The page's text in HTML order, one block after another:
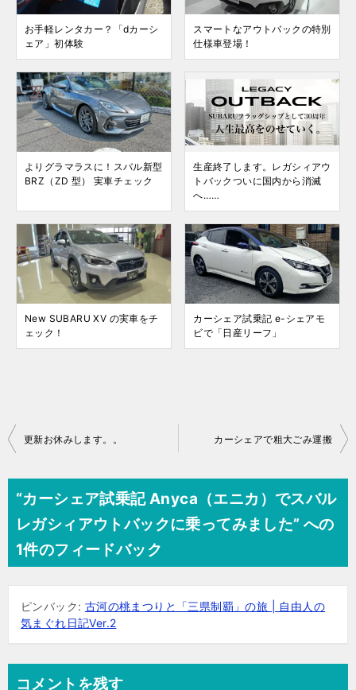
お手軽レンタカー？「dカーシ
ェア」初体験
スマートなアウトバックの特別
仕様車登場！
よりグラマラスに！スバル新型
BRZ（ZD 型） 実車チェック
生産終了します。レガシィアウ
トバックついに国内から消滅
へ……
New SUBARU XV の実車をチ
ェック！
カーシェア試乗記 e-シェアモ
ビで「日産リーフ」
投
ナ
ー
ョ
更新お休みします。。 カーシェアで粗大ごみ運搬
“カーシェア試乗記 Anyca（エニカ）でスバル
レガシィアウトバックに乗ってみました” への
1件のフィードバック
ピンバック: 古河の桃まつりと「三県制覇」の旅 | 自由人の
気まぐれ日記Ver.2
コメントを残す